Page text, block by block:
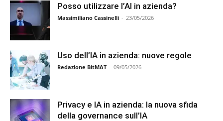
Posso utilizzare l’AI in azienda?
Massimiliano Cassinelli - 23/05/2026
Uso dell’IA in azienda: nuove regole
Redazione BitMAT - 09/05/2026
Privacy e IA in azienda: la nuova sfida
della governance sull’IA